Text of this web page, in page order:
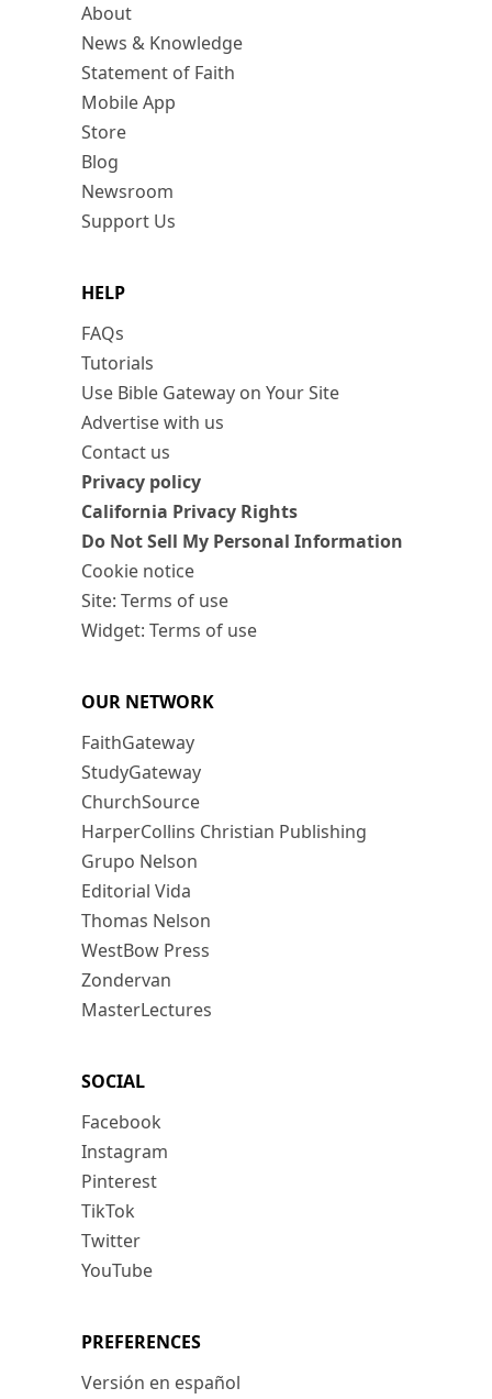
About
News & Knowledge
Statement of Faith
Mobile App
Store
Blog
Newsroom
Support Us
HELP
FAQs
Tutorials
Use Bible Gateway on Your Site
Advertise with us
Contact us
Privacy policy
California Privacy Rights
Do Not Sell My Personal Information
Cookie notice
Site: Terms of use
Widget: Terms of use
OUR NETWORK
FaithGateway
StudyGateway
ChurchSource
HarperCollins Christian Publishing
Grupo Nelson
Editorial Vida
Thomas Nelson
WestBow Press
Zondervan
MasterLectures
SOCIAL
Facebook
Instagram
Pinterest
TikTok
Twitter
YouTube
PREFERENCES
Versión en español